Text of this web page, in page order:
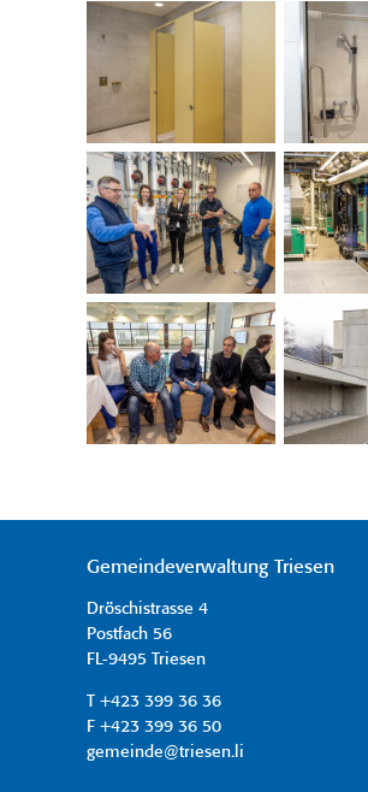
Gemeindeverwaltung Triesen
Dröschistrasse 4
Postfach 56
FL-9495 Triesen
T +423 399 36 36
F +423 399 36 50
gemeinde@triesen.li